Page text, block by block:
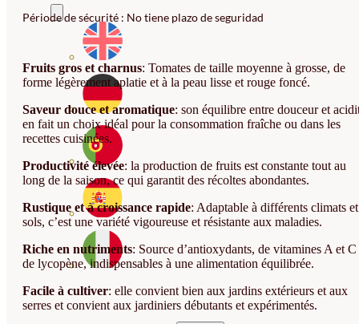
Période de sécurité : No tiene plazo de seguridad
Fruits gros et charnus: Tomates de taille moyenne à grosse, de
forme légèrement aplatie et à la peau lisse et rouge foncé.
Saveur douce et aromatique: son équilibre entre douceur et
en fait un choix idéal pour la consommation fraîche ou dans les
recettes cuisinées.
Productivité élevée: la production de fruits est constante tout au
long de la saison, ce qui garantit des récoltes abondantes.
Rustique et à croissance rapide: Adaptable à différents climats et
sols, c’est une variété vigoureuse et résistante aux maladies.
Riche en nutriments: Source d’antioxydants, de vitamines A et C
de lycopène, indispensables à une alimentation équilibrée.
Facile à cultiver: elle convient bien aux jardins extérieurs et aux
serres et convient aux jardiniers débutants et expérimentés.